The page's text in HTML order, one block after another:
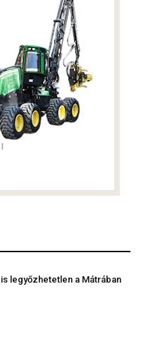
legyőzhetetlen a Mátrában